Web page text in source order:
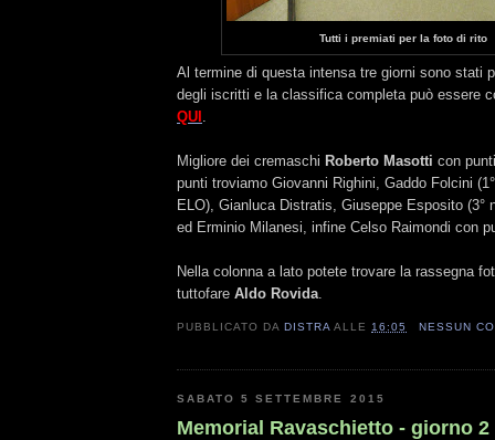
Tutti i premiati per la foto di rito
Al termine di questa intensa tre giorni sono stati
degli iscritti e la classifica completa può essere
QUI .
Migliore dei cremaschi Roberto Masotti con
punti troviamo Giovanni Righini, Gaddo Folcini
ELO), Gianluca Distratis, Giuseppe Esposito (3°
ed Erminio Milanesi, infine Celso Raimondi con
Nella colonna a lato potete trovare la rassegna
tuttofare Aldo Rovida.
PUBBLICATO DADISTRA ALLE 16:05 NESSUN
SABATO 5 SETTEMBRE 2015
Memorial Ravaschietto - giorno 2